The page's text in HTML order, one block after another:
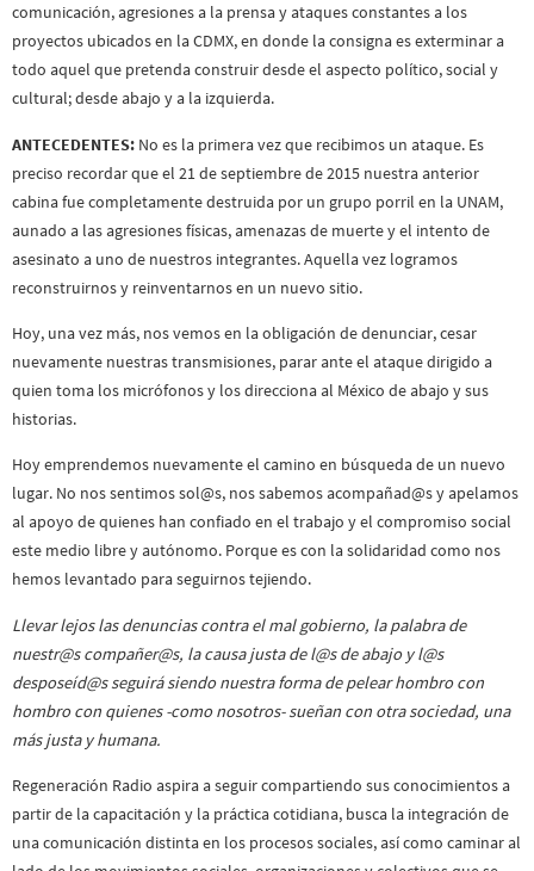
comunicación, agresiones a la prensa y ataques constantes a los
proyectos ubicados en la CDMX, en donde la consigna es exterminar a
todo aquel que pretenda construir desde el aspecto político, social y
cultural; desde abajo y a la izquierda.
ANTECEDENTES: No es la primera vez que recibimos un ataque. Es
preciso recordar que el 21 de septiembre de 2015 nuestra anterior
cabina fue completamente destruida por un grupo porril en la UNAM,
aunado a las agresiones físicas, amenazas de muerte y el intento de
asesinato a uno de nuestros integrantes. Aquella vez logramos
reconstruirnos y reinventarnos en un nuevo sitio.
Hoy, una vez más, nos vemos en la obligación de denunciar, cesar
nuevamente nuestras transmisiones, parar ante el ataque dirigido a
quien toma los micrófonos y los direcciona al México de abajo y sus
historias.
Hoy emprendemos nuevamente el camino en búsqueda de un nuevo
lugar. No nos sentimos sol@s, nos sabemos acompañad@s y apelamos
al apoyo de quienes han confiado en el trabajo y el compromiso social
este medio libre y autónomo. Porque es con la solidaridad como nos
hemos levantado para seguirnos tejiendo.
Llevar lejos las denuncias contra el mal gobierno, la palabra de
nuestr@s compañer@s, la causa justa de l@s de abajo y l@s
desposeíd@s seguirá siendo nuestra forma de pelear hombro con
hombro con quienes -como nosotros- sueñan con otra sociedad, una
más justa y humana.
Regeneración Radio aspira a seguir compartiendo sus conocimientos a
partir de la capacitación y la práctica cotidiana, busca la integración de
una comunicación distinta en los procesos sociales, así como caminar al